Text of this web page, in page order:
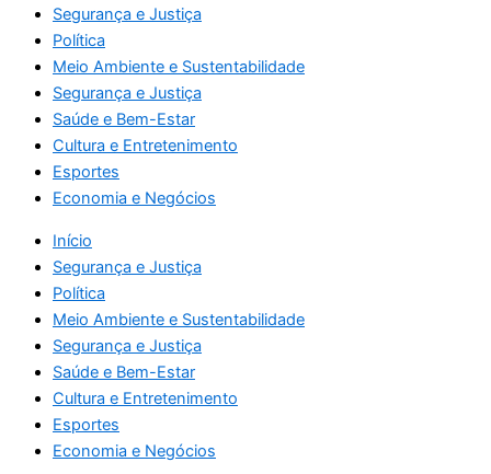
Segurança e Justiça
Política
Meio Ambiente e Sustentabilidade
Segurança e Justiça
Saúde e Bem-Estar
Cultura e Entretenimento
Esportes
Economia e Negócios
Início
Segurança e Justiça
Política
Meio Ambiente e Sustentabilidade
Segurança e Justiça
Saúde e Bem-Estar
Cultura e Entretenimento
Esportes
Economia e Negócios